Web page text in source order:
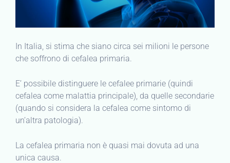
In Italia, si stima che siano circa sei milioni le persone
che soffrono di cefalea primaria.
E’ possibile distinguere le cefalee primarie (quindi
cefalea come malattia principale), da quelle secondarie
(quando si considera la cefalea come sintomo di
un’altra patologia).
La cefalea primaria non è quasi mai dovuta ad una
unica causa.